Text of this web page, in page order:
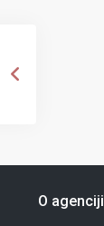
O agenciji